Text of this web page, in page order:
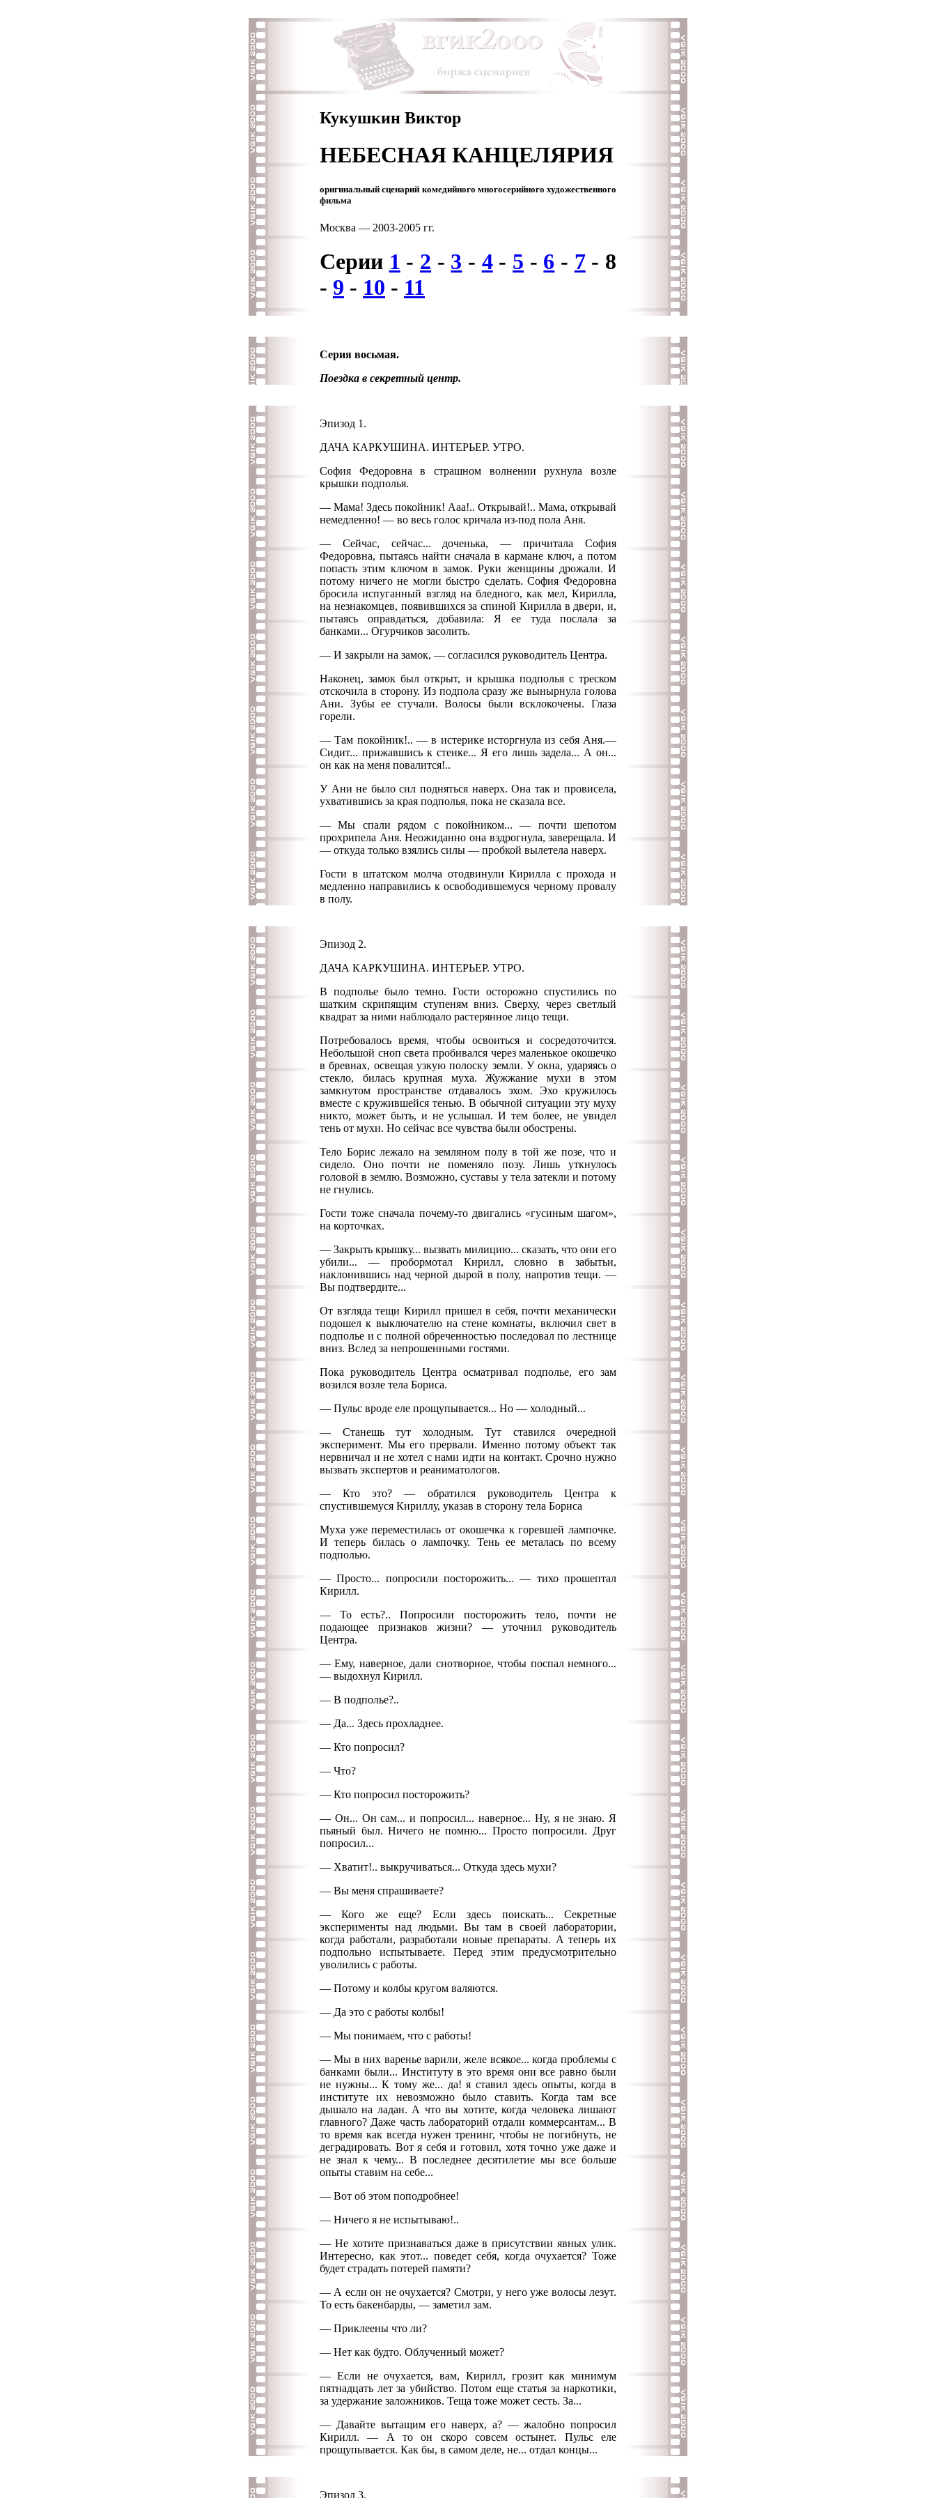
Кукушкин Виктор
НЕБЕСНАЯ КАНЦЕЛЯРИЯ
оригинальный сценарий комедийного многосерийного художественного
фильма
Москва — 2003-2005 гг.
Серии 1 - 2 - 3 - 4- 5 - 6 - 7- 8
- 9 - 10 - 11
Серия восьмая.
Поездка в секретный центр.
Эпизод 1.
ДАЧА КАРКУШИНА. ИНТЕРЬЕР. УТРО.
София Федоровна в страшном волнении рухнула возле
крышки подполья.
— Мама! Здесь покойник! Ааа!.. Открывай!.. Мама, открывай
немедленно! — во весь голос кричала из-под пола Аня.
— Сейчас, сейчас... доченька, — причитала София
Федоровна, пытаясь найти сначала в кармане ключ, а потом
попасть этим ключом в замок. Руки женщины дрожали. И
потому ничего не могли быстро сделать. София Федоровна
бросила испуганный взгляд на бледного, как мел, Кирилла,
на незнакомцев, появившихся за спиной Кирилла в двери, и,
пытаясь оправдаться, добавила: Я ее туда послала за
банками... Огурчиков засолить.
— И закрыли на замок, — согласился руководитель Центра.
Наконец, замок был открыт, и крышка подполья с треском
отскочила в сторону. Из подпола сразу же вынырнула голова
Ани. Зубы ее стучали. Волосы были всклокочены. Глаза
горели.
— Там покойник!.. — в истерике исторгнула из себя Аня.—
Сидит... прижавшись к стенке... Я его лишь задела... А он...
он как на меня повалится!..
У Ани не было сил подняться наверх. Она так и провисела,
ухватившись за края подполья, пока не сказала все.
— Мы спали рядом с покойником... — почти шепотом
прохрипела Аня. Неожиданно она вздрогнула, заверещала. И
— откуда только взялись силы — пробкой вылетела наверх.
Гости в штатском молча отодвинули Кирилла с прохода и
медленно направились к освободившемуся черному провалу
в полу.
Эпизод 2.
ДАЧА КАРКУШИНА. ИНТЕРЬЕР. УТРО.
В подполье было темно. Гости осторожно спустились по
шатким скрипящим ступеням вниз. Сверху, через светлый
квадрат за ними наблюдало растерянное лицо тещи.
Потребовалось время, чтобы освоиться и сосредоточится.
Небольшой сноп света пробивался через маленькое окошечко
в бревнах, освещая узкую полоску земли. У окна, ударяясь о
стекло, билась крупная муха. Жужжание мухи в этом
замкнутом пространстве отдавалось эхом. Эхо кружилось
вместе с кружившейся тенью. В обычной ситуации эту муху
никто, может быть, и не услышал. И тем более, не увидел
тень от мухи. Но сейчас все чувства были обострены.
Тело Борис лежало на земляном полу в той же позе, что и
сидело. Оно почти не поменяло позу. Лишь уткнулось
головой в землю. Возможно, суставы у тела затекли и потому
не гнулись.
Гости тоже сначала почему-то двигались «гусиным шагом»,
на корточках.
— Закрыть крышку... вызвать милицию... сказать, что они его
убили... — пробормотал Кирилл, словно в забытьи,
наклонившись над черной дырой в полу, напротив тещи. —
Вы подтвердите...
От взгляда тещи Кирилл пришел в себя, почти механически
подошел к выключателю на стене комнаты, включил свет в
подполье и с полной обреченностью последовал по лестнице
вниз. Вслед за непрошенными гостями.
Пока руководитель Центра осматривал подполье, его зам
возился возле тела Бориса.
— Пульс вроде еле прощупывается... Но — холодный...
— Станешь тут холодным. Тут ставился очередной
эксперимент. Мы его прервали. Именно потому объект так
нервничал и не хотел с нами идти на контакт. Срочно нужно
вызвать экспертов и реаниматологов.
— Кто это? — обратился руководитель Центра к
спустившемуся Кириллу, указав в сторону тела Бориса
Муха уже переместилась от окошечка к горевшей лампочке.
И теперь билась о лампочку. Тень ее металась по всему
подполью.
— Просто... попросили посторожить... — тихо прошептал
Кирилл.
— То есть?.. Попросили посторожить тело, почти не
подающее признаков жизни? — уточнил руководитель
Центра.
— Ему, наверное, дали снотворное, чтобы поспал немного...
— выдохнул Кирилл.
— В подполье?..
— Да... Здесь прохладнее.
— Кто попросил?
— Что?
— Кто попросил посторожить?
— Он... Он сам... и попросил... наверное... Ну, я не знаю. Я
пьяный был. Ничего не помню... Просто попросили. Друг
попросил...
— Хватит!.. выкручиваться... Откуда здесь мухи?
— Вы меня спрашиваете?
— Кого же еще? Если здесь поискать... Секретные
эксперименты над людьми. Вы там в своей лаборатории,
когда работали, разработали новые препараты. А теперь их
подпольно испытываете. Перед этим предусмотрительно
уволились с работы.
— Потому и колбы кругом валяются.
— Да это с работы колбы!
— Мы понимаем, что с работы!
— Мы в них варенье варили, желе всякое... когда проблемы с
банками были... Институту в это время они все равно были
не нужны... К тому же... да! я ставил здесь опыты, когда в
институте их невозможно было ставить. Когда там все
дышало на ладан. А что вы хотите, когда человека лишают
главного? Даже часть лабораторий отдали коммерсантам... В
то время как всегда нужен тренинг, чтобы не погибнуть, не
деградировать. Вот я себя и готовил, хотя точно уже даже и
не знал к чему... В последнее десятилетие мы все больше
опыты ставим на себе...
— Вот об этом поподробнее!
— Ничего я не испытываю!..
— Не хотите признаваться даже в присутствии явных улик.
Интересно, как этот... поведет себя, когда очухается? Тоже
будет страдать потерей памяти?
— А если он не очухается? Смотри, у него уже волосы лезут.
То есть бакенбарды, — заметил зам.
— Приклеены что ли?
— Нет как будто. Облученный может?
— Если не очухается, вам, Кирилл, грозит как минимум
пятнадцать лет за убийство. Потом еще статья за наркотики,
за удержание заложников. Теща тоже может сесть. За...
— Давайте вытащим его наверх, а? — жалобно попросил
Кирилл. — А то он скоро совсем остынет. Пульс еле
прощупывается. Как бы, в самом деле, не... отдал концы...
Эпизод 3.